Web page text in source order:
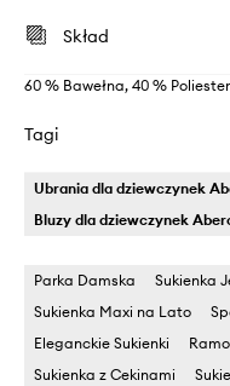
Skład
60 % Bawełna, 40 % Poliester
Tagi
Ubrania dla dziewczynek
Bluzy dla dziewczynek
Parka Damska Sukienka
Sukienka Maxi na Lato
Eleganckie Sukienki
Sukienka z Cekinami